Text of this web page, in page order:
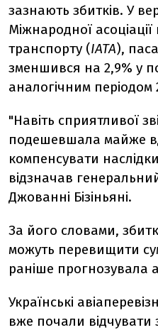
зазнають збитків. У
Міжнародної
транспорту (IATA),
зменшився на 2,9% у
аналогічним періодом
"Навіть сприятливої
подешевшала майже
компенсувати
відзначав
Джованні Бізіньяні.
За його словами,
можуть перевищити
раніше прогнозувала
Українські
вже почали